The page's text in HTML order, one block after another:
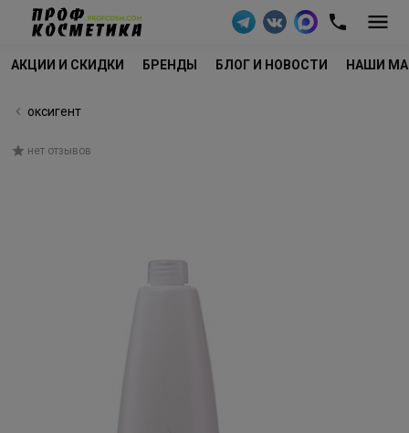
АКЦИИ И СКИДКИ БРЕНДЫ БЛОГ И НОВОСТИ НАШИ
оксигент
нет отзывов